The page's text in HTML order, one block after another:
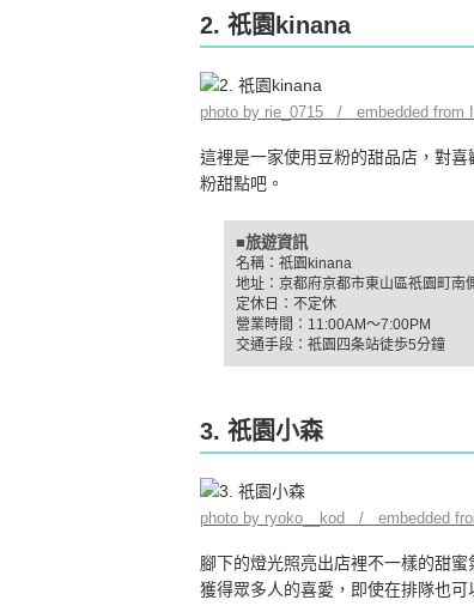
2. 祇園kinana
photo by rie_0715 / embedded from
這裡是一家使用豆粉的甜品店，對
粉甜點吧。
■旅遊資訊
名稱：祇園kinana
地址：京都府京都市東山區祇園町南
定休日：不定休
營業時間：11:00AM～7:00PM
交通手段：祇園四条站徒歩5分鐘
3. 祇園小森
photo by ryoko__kod / embedded
腳下的燈光照亮出店裡不一樣的甜
獲得眾多人的喜愛，即使在排隊也